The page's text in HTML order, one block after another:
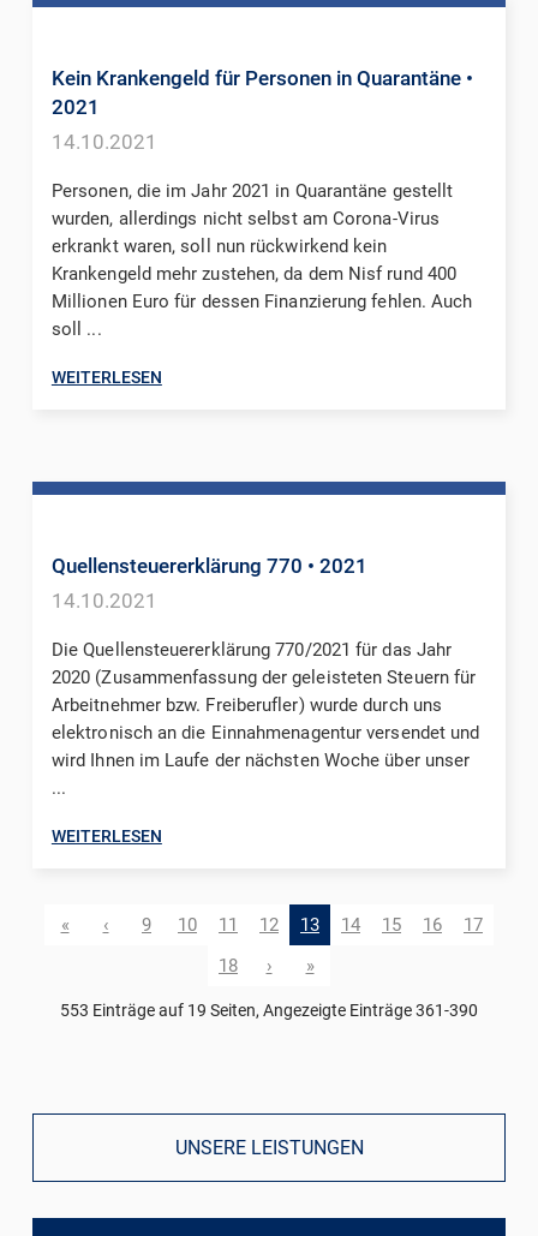
Kein Krankengeld für Personen in Quarantäne •
2021
14.10.2021
Personen, die im Jahr 2021 in Quarantäne gestellt
wurden, allerdings nicht selbst am Corona-Virus
erkrankt waren, soll nun rückwirkend kein
Krankengeld mehr zustehen, da dem Nisf rund 400
Millionen Euro für dessen Finanzierung fehlen. Auch
soll ...
WEITERLESEN
Quellensteuererklärung 770 • 2021
14.10.2021
Die Quellensteuererklärung 770/2021 für das Jahr
2020 (Zusammenfassung der geleisteten Steuern für
Arbeitnehmer bzw. Freiberufler) wurde durch uns
elektronisch an die Einnahmenagentur versendet und
wird Ihnen im Laufe der nächsten Woche über unser
...
WEITERLESEN
« ‹ 9 10 11 12 13 14 15 16
17
18
› »
553 Einträge auf 19 Seiten, Angezeigte Einträge 361-390
UNSERE LEISTUNGEN